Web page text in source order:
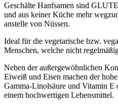
Geschälte Hanfsamen sind
und aus keiner Küche mehr
anstelle von Nüssen.
Ideal für die vegetarische bzw.
Menschen, welche nicht
Neben der außergewöhnlichen
Eiweiß und Eisen machen der
Gamma-Linolsäure und Vitamin E
einem hochwertigen Lebensmittel.